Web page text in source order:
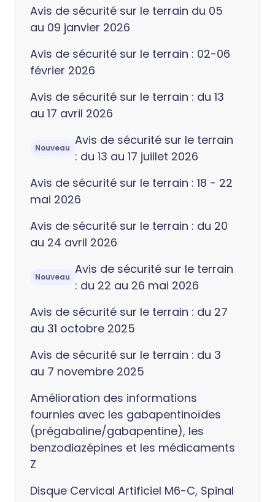
Avis de sécurité sur le terrain du 05
au 09 janvier 2026
Avis de sécurité sur le terrain : 02-06
février 2026
Avis de sécurité sur le terrain : du 13
au 17 avril 2026
Nouveau
Avis de sécurité sur le terrain
: du 13 au 17 juillet 2026
Avis de sécurité sur le terrain : 18 - 22
mai 2026
Avis de sécurité sur le terrain : du 20
au 24 avril 2026
Nouveau
Avis de sécurité sur le terrain
: du 22 au 26 mai 2026
Avis de sécurité sur le terrain : du 27
au 31 octobre 2025
Avis de sécurité sur le terrain : du 3
au 7 novembre 2025
Amélioration des informations
fournies avec les gabapentinoïdes
(prégabaline/gabapentine), les
benzodiazépines et les médicaments
Z
Disque Cervical Artificiel M6-C, Spinal